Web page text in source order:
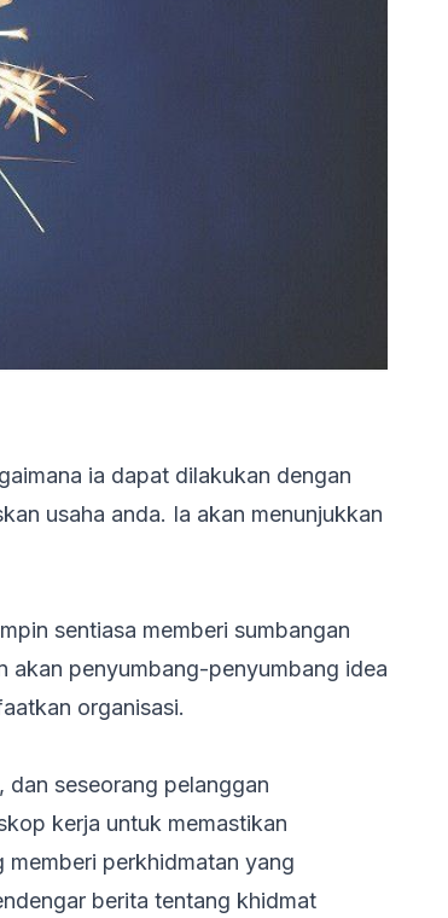
ia dapat dilakukan dengan
usaha anda. Ia akan menunjukkan
sentiasa memberi sumbangan
akan penyumbang-penyumbang idea
organisasi.
seseorang pelanggan
kerja untuk memastikan
memberi perkhidmatan yang
berita tentang khidmat